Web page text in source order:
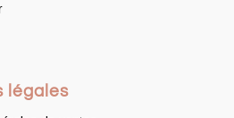
légales